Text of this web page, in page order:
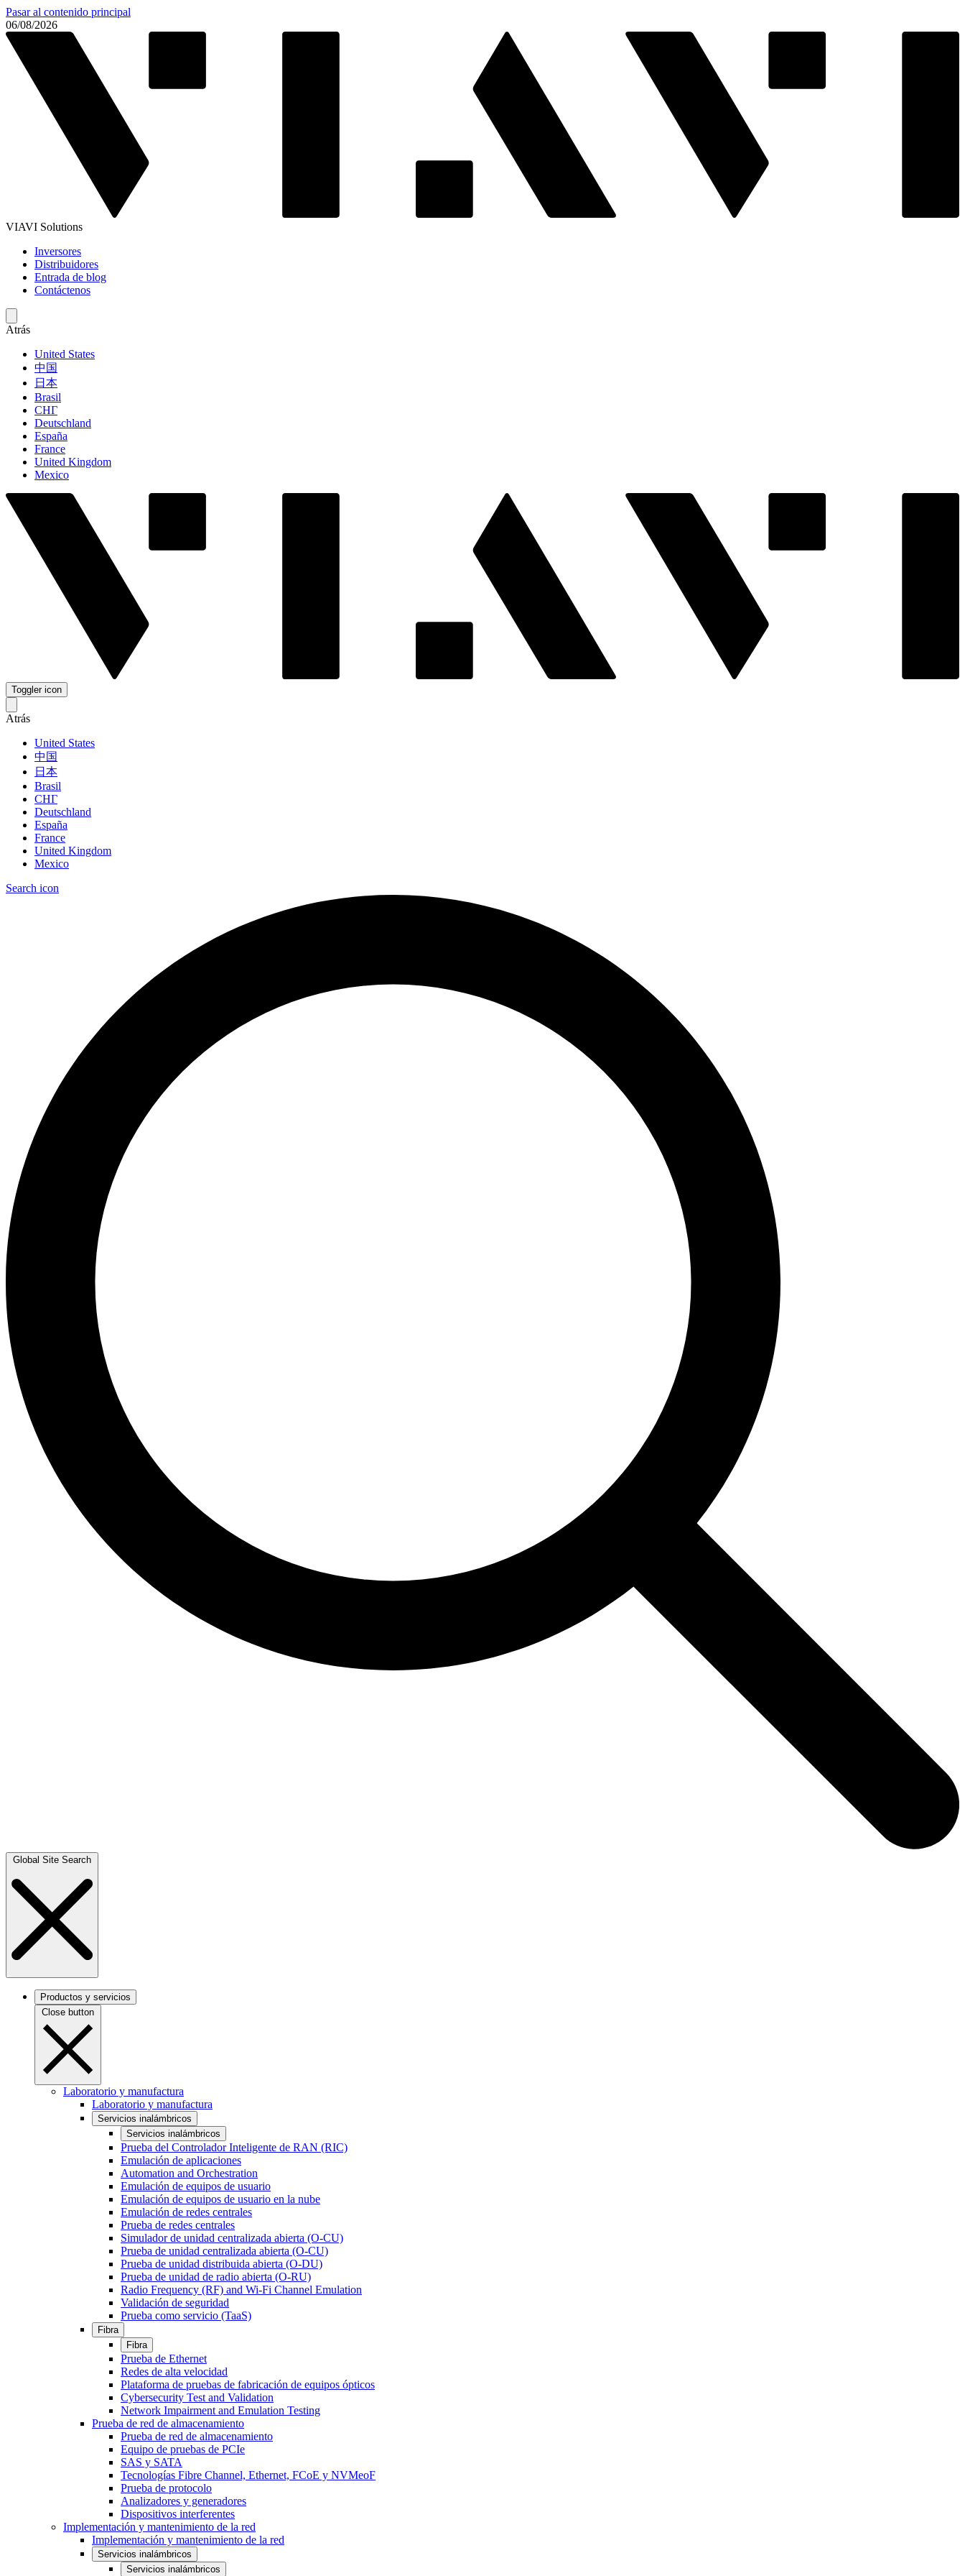
Pasar al contenido principal
06/08/2026
VIAVI Solutions
Inversores
Distribuidores
Entrada de blog
Contáctenos
Atrás
United States
中国
日本
Brasil
СНГ
Deutschland
España
France
United Kingdom
Mexico
Toggler icon
Atrás
United States
中国
日本
Brasil
СНГ
Deutschland
España
France
United Kingdom
Mexico
Search icon
Global Site Search
Productos y servicios
Close button
Laboratorio y manufactura
Laboratorio y manufactura
Servicios inalámbricos
Servicios inalámbricos
Prueba del Controlador Inteligente de RAN (RIC)
Emulación de aplicaciones
Automation and Orchestration
Emulación de equipos de usuario
Emulación de equipos de usuario en la nube
Emulación de redes centrales
Prueba de redes centrales
Simulador de unidad centralizada abierta (O-CU)
Prueba de unidad centralizada abierta (O-CU)
Prueba de unidad distribuida abierta (O-DU)
Prueba de unidad de radio abierta (O-RU)
Radio Frequency (RF) and Wi-Fi Channel Emulation
Validación de seguridad
Prueba como servicio (TaaS)
Fibra
Fibra
Prueba de Ethernet
Redes de alta velocidad
Plataforma de pruebas de fabricación de equipos ópticos
Cybersecurity Test and Validation
Network Impairment and Emulation Testing
Prueba de red de almacenamiento
Prueba de red de almacenamiento
Equipo de pruebas de PCIe
SAS y SATA
Tecnologías Fibre Channel, Ethernet, FCoE y NVMeoF
Prueba de protocolo
Analizadores y generadores
Dispositivos interferentes
Implementación y mantenimiento de la red
Implementación y mantenimiento de la red
Servicios inalámbricos
Servicios inalámbricos